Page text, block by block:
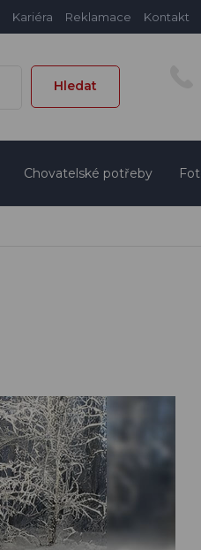
Kariéra Reklamace Kontakt
Hledat
Chovatelské potřeby